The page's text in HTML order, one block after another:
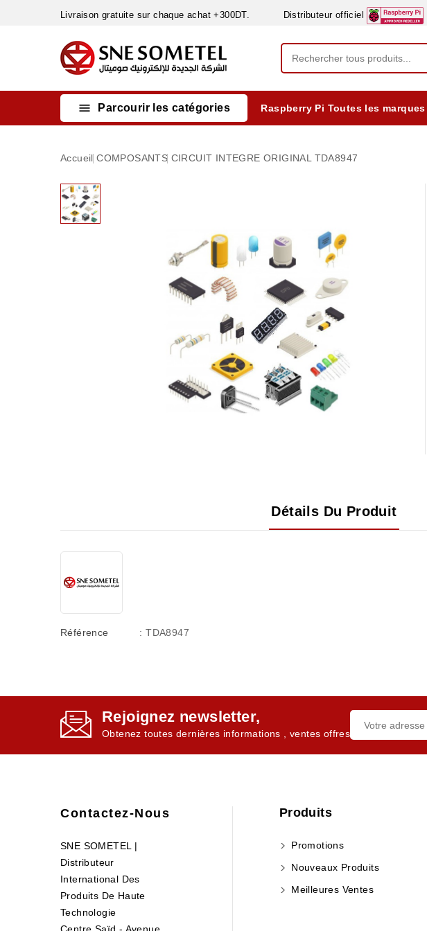
Livraison gratuite sur chaque achat +300DT. Distributeur officiel
 Parcourir les catégories Raspberry Pi Toutes les marques
Accueil COMPOSANTS CIRCUIT INTEGRE ORIGINAL TDA8947
Détails Du Produit
Référence : TDA8947
Rejoignez newsletter,
Obtenez toutes dernières informations , ventes offres
Contactez-Nous
SNE SOMETEL |
Distributeur
International Des
Produits De Haute
Technologie
Produits
Promotions
Nouveaux Produits
Meilleures Ventes